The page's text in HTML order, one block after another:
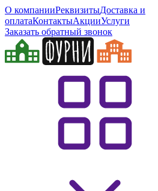
О компанииРеквизитыДоставка и
оплатаКонтактыАкцииУслуги
Заказать обратный звонок